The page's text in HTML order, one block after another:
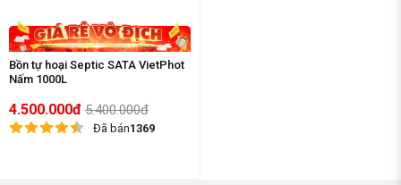
Bồn tự hoại Septic SATA VietPhot
Nấm 1000L
4.500.000đ 5.400.000đ
Đã bán1369